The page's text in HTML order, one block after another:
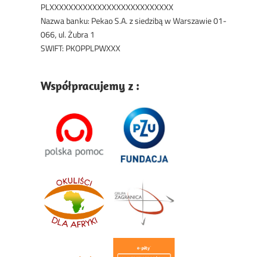
PLXXXXXXXXXXXXXXXXXXXXXXXXXX
Nazwa banku: Pekao S.A. z siedzibą w Warszawie 01-
066, ul. Żubra 1
SWIFT: PKOPPLPWXXX
Współpracujemy z :